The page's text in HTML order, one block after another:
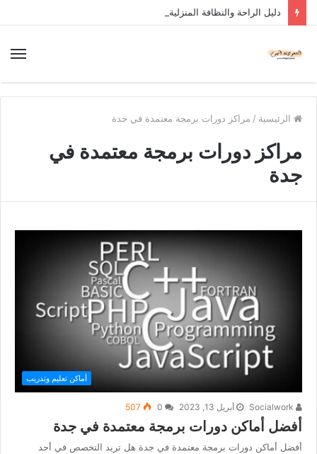
دليل الراحة والنظافة المنزلية
الرئيسية / مراكز دورات برمجة معتمدة في جدة
مراكز دورات برمجة معتمدة في
جدة
أماكن تعليم وتدريب
أبريل 13, 2023 507
أفضل أماكن دورات برمجة معتمدة في جدة
أفضل أماكن دورات برمجة معتمدة في جدة هل تريد التخصص في أحد